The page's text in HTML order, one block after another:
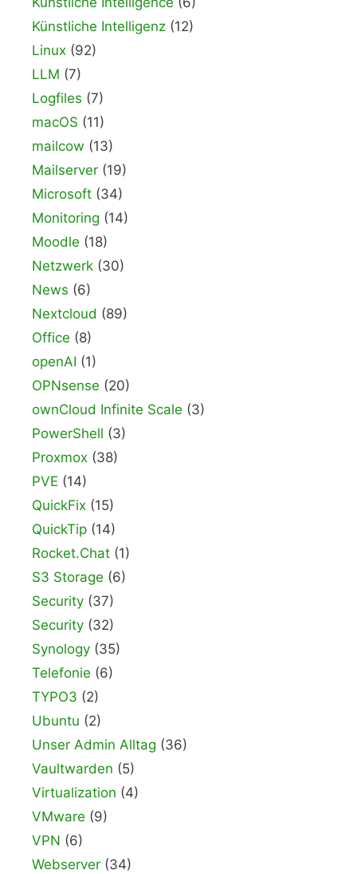
Künstliche Intelligenz (12)
Linux (92)
LLM (7)
Logfiles (7)
macOS (11)
mailcow (13)
Mailserver (19)
Microsoft (34)
Monitoring (14)
Moodle (18)
Netzwerk (30)
News (6)
Nextcloud (89)
Office (8)
openAI (1)
OPNsense (20)
ownCloud Infinite Scale (3)
PowerShell (3)
Proxmox (38)
PVE (14)
QuickFix (15)
QuickTip (14)
Rocket.Chat (1)
S3 Storage (6)
Security (37)
Security (32)
Synology (35)
Telefonie (6)
TYPO3 (2)
Ubuntu (2)
Unser Admin Alltag (36)
Vaultwarden (5)
Virtualization (4)
VMware (9)
VPN (6)
Webserver (34)